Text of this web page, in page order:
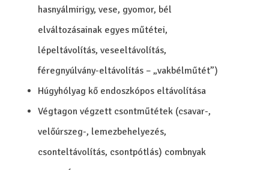
hasnyálmirigy, vese, gyomor, bél
elváltozásainak egyes műtétei,
lépeltávolítás, veseeltávolítás,
féregnyúlvány-eltávolítás – „vakbélműtét”)
Húgyhólyag kő endoszkópos eltávolítása
Végtagon végzett csontműtétek (csavar-,
velőúrszeg-, lemezbehelyezés,
csonteltávolítás, csontpótlás) combnyak